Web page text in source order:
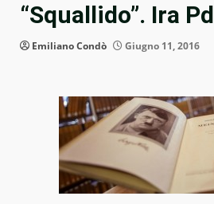
“Squallido”. Ira Pd
Emiliano Condò Giugno 11, 2016